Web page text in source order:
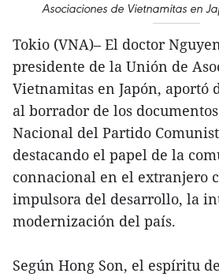
Asociaciones de Vietnamitas en
Tokio (VNA)– El doctor
presidente de la Unión de
Vietnamitas en Japón, aportó
al borrador de los
Nacional del Partido
destacando el papel de la
connacional en el extranjero
impulsora del desarrollo, la
modernización del país.
Según Hong Son, el espíritu